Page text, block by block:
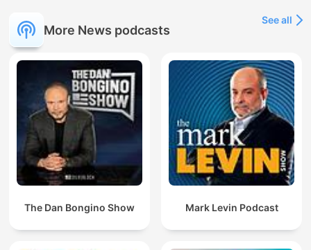
More News podcasts
See all
The Dan Bongino Show Mark Levin Podcast